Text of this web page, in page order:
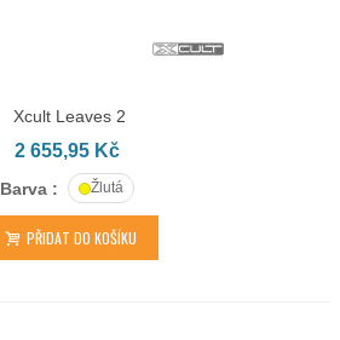
Xcult Leaves 2
2 655,95 Kč
Barva : Žlutá
PŘIDAT DO KOŠÍKU